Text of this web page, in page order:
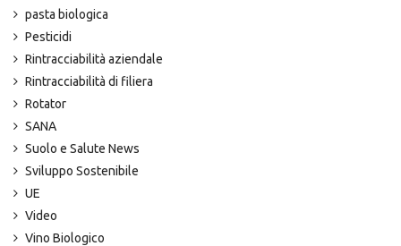
pasta biologica
Pesticidi
Rintracciabilità aziendale
Rintracciabilità di filiera
Rotator
SANA
Suolo e Salute News
Sviluppo Sostenibile
UE
Video
Vino Biologico